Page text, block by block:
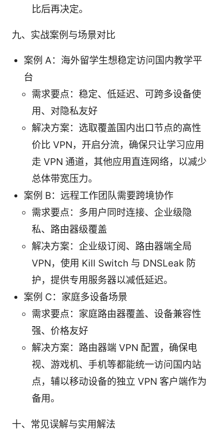
比后再决定。
九、实战案例与场景对比
案例 A：海外留学生想稳定访问国内教学平
台
需求要点：稳定、低延迟、可跨多设备使
用、对隐私友好
解决方案：选取覆盖国内出口节点的高性
价比 VPN，开启分流，确保只让学习应用
走 VPN 通道，其他应用直连网络，以减少
总体带宽压力。
案例 B：远程工作团队需要跨境协作
需求要点：多用户同时连接、企业级隐
私、路由器级覆盖
解决方案：企业级订阅、路由器端全局
VPN，使用 Kill Switch 与 DNSLeak 防
护，提供专用服务器以减低延迟。
案例 C：家庭多设备场景
需求要点：家庭路由器覆盖、设备兼容性
强、价格友好
解决方案：路由器端 VPN 配置，确保电
视、游戏机、手机等都能统一访问国内站
点，辅以移动设备的独立 VPN 客户端作为
备用。
十、常见误解与实用解法